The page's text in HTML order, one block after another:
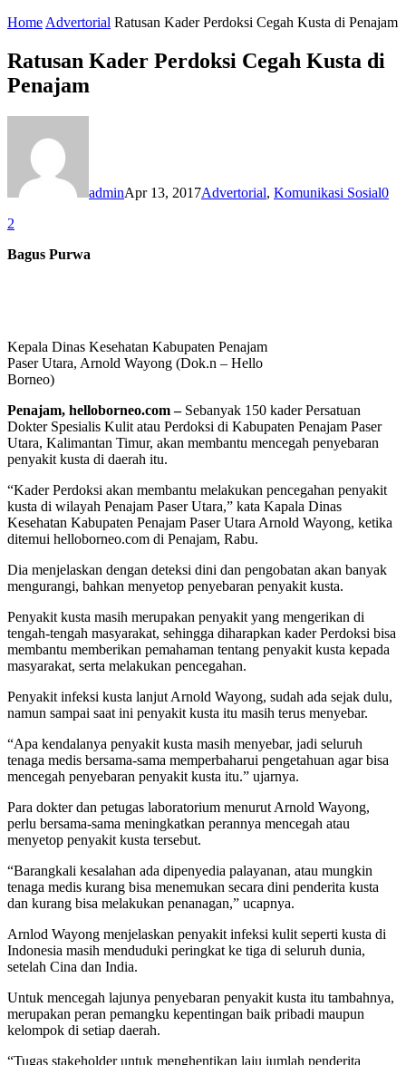
Home Advertorial Ratusan Kader Perdoksi Cegah Kusta di Penajam
Ratusan Kader Perdoksi Cegah Kusta di
Penajam
adminApr 13, 2017Advertorial, Komunikasi Sosial0
2
Bagus Purwa
Kepala Dinas Kesehatan Kabupaten Penajam
Paser Utara, Arnold Wayong (Dok.n – Hello
Borneo)
Penajam, helloborneo.com– Sebanyak 150 kader Persatuan
Dokter Spesialis Kulit atau Perdoksi di Kabupaten Penajam Paser
Utara, Kalimantan Timur, akan membantu mencegah penyebaran
penyakit kusta di daerah itu.
“Kader Perdoksi akan membantu melakukan pencegahan penyakit
kusta di wilayah Penajam Paser Utara,” kata Kapala Dinas
Kesehatan Kabupaten Penajam Paser Utara Arnold Wayong, ketika
ditemui helloborneo.com di Penajam, Rabu.
Dia menjelaskan dengan deteksi dini dan pengobatan akan banyak
mengurangi, bahkan menyetop penyebaran penyakit kusta.
Penyakit kusta masih merupakan penyakit yang mengerikan di
tengah-tengah masyarakat, sehingga diharapkan kader Perdoksi bisa
membantu memberikan pemahaman tentang penyakit kusta kepada
masyarakat, serta melakukan pencegahan.
Penyakit infeksi kusta lanjut Arnold Wayong, sudah ada sejak dulu,
namun sampai saat ini penyakit kusta itu masih terus menyebar.
“Apa kendalanya penyakit kusta masih menyebar, jadi seluruh
tenaga medis bersama-sama memperbaharui pengetahuan agar bisa
mencegah penyebaran penyakit kusta itu.” ujarnya.
Para dokter dan petugas laboratorium menurut Arnold Wayong,
perlu bersama-sama meningkatkan perannya mencegah atau
menyetop penyakit kusta tersebut.
“Barangkali kesalahan ada dipenyedia palayanan, atau mungkin
tenaga medis kurang bisa menemukan secara dini penderita kusta
dan kurang bisa melakukan penanagan,” ucapnya.
Arnlod Wayong menjelaskan penyakit infeksi kulit seperti kusta di
Indonesia masih menduduki peringkat ke tiga di seluruh dunia,
setelah Cina dan India.
Untuk mencegah lajunya penyebaran penyakit kusta itu tambahnya,
merupakan peran pemangku kepentingan baik pribadi maupun
kelompok di setiap daerah.
“Tugas stakeholder untuk menghentikan laju jumlah penderita